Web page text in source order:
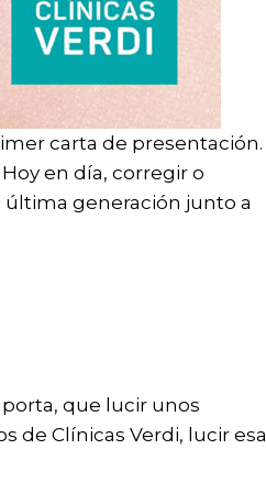
carta de presentación.
en día, corregir o
última generación junto a
que lucir unos
de Clínicas Verdi, lucir esa